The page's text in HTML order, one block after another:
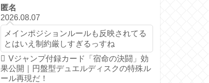
匿名
2026.08.07
メインポジションルールも反映されてる
とはいえ制約厳しすぎるっすね
Vジャンプ付録カード「宿命の決闘」効
果公開｜円盤型デュエルディスクの特殊ル
ール再現だ！